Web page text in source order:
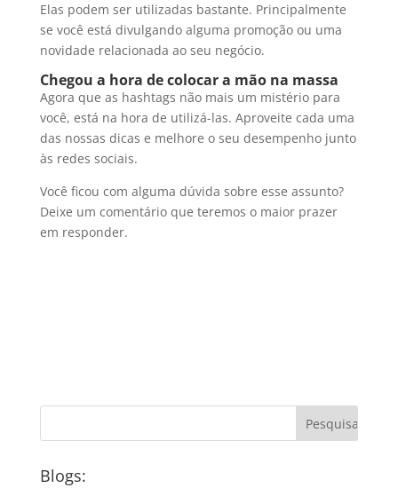
Elas podem ser utilizadas bastante. Principalmente
se você está divulgando alguma promoção ou uma
novidade relacionada ao seu negócio.
Chegou a hora de colocar a mão na massa
Agora que as hashtags não mais um mistério para
você, está na hora de utilizá-las. Aproveite cada uma
das nossas dicas e melhore o seu desempenho junto
às redes sociais.
Você ficou com alguma dúvida sobre esse assunto?
Deixe um comentário que teremos o maior prazer
em responder.
Blogs: